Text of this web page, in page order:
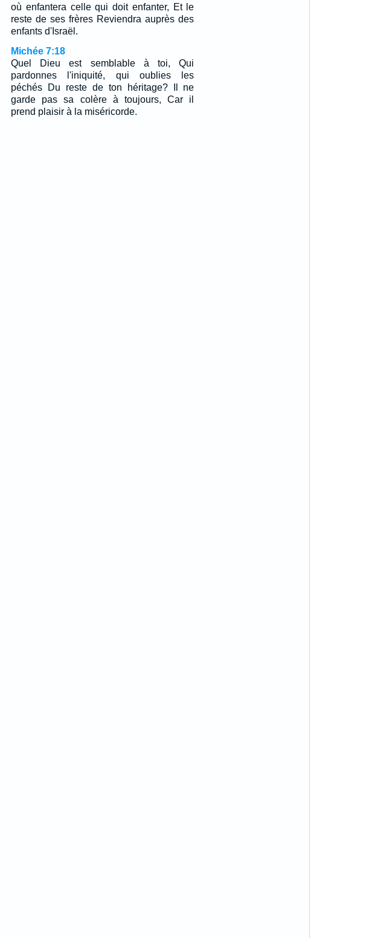
où enfantera celle qui doit enfanter, Et le
reste de ses frères Reviendra auprès des
enfants d'Israël.
Michée 7:18
Quel Dieu est semblable à toi, Qui
pardonnes l'iniquité, qui oublies les
péchés Du reste de ton héritage? Il ne
garde pas sa colère à toujours, Car il
prend plaisir à la miséricorde.